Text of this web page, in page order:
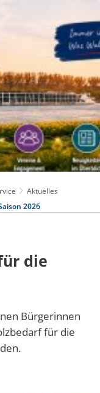
Aktuelles
2026
die
Bürgerinnen
für die